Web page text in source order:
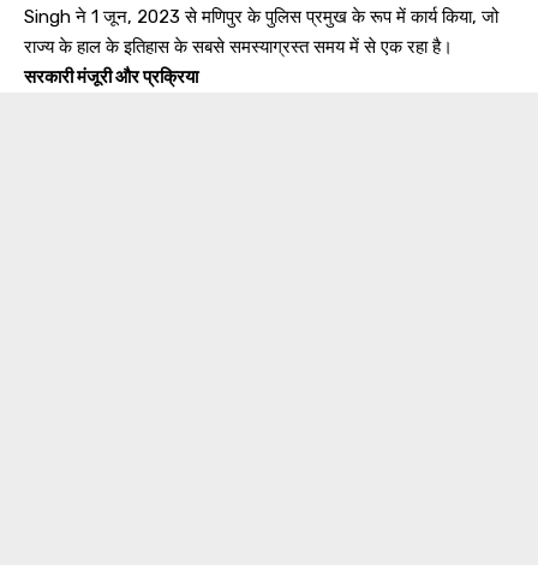
Singh ने 1 जून, 2023 से मणिपुर के पुलिस प्रमुख के रूप में कार्य किया, जो
राज्य के हाल के इतिहास के सबसे समस्याग्रस्त समय में से एक रहा है।
सरकारी मंजूरी और प्रक्रिया